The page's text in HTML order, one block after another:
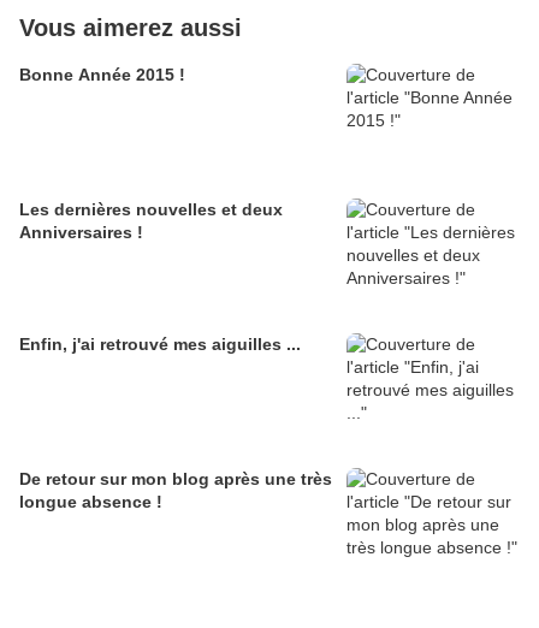
Vous aimerez aussi
Bonne Année 2015 !
Les dernières nouvelles et deux
Anniversaires !
Enfin, j'ai retrouvé mes aiguilles ...
De retour sur mon blog après une très
longue absence !